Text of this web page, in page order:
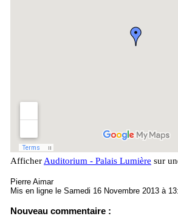
Afficher Auditorium - Palais Lumière sur
Pierre Aimar
Mis en ligne le Samedi 16 Novembre 2013 à
Nouveau commentaire :